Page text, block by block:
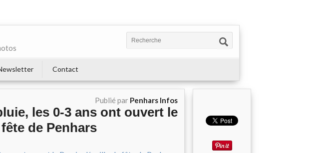
Contact
Publié par Penhars Infos
les 0-3 ans ont ouvert le
de Penhars